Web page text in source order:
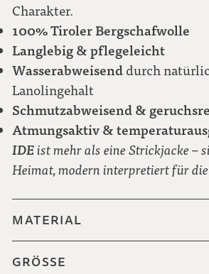
Charakter.
100% Tiroler Bergschafwolle
Langlebig & pflegeleicht
Wasserabweisend durch
Lanolingehalt
Schmutzabweisend &
Atmungsaktiv &
IDEist mehr als eine Strickjacke –
Heimat, modern interpretiert für
MATERIAL
GRÖSSE